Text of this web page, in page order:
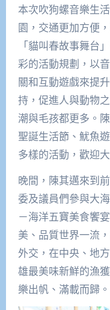
本次吹狗螺音樂生
園，交通更加方便
「貓叫春故事舞台
彩的活動規劃，以
關和互動遊戲來提
持，促進人與動物
潮與毛孩都更多。
聖誕生活節、魷魚
多樣的活動，歡迎
晚間，陳其邁來到
委及議員們參與大
－海洋五寶美食饗
美、品質世界一流
外交，在中央、地
雄最美味新鮮的漁
樂出帆、滿載而歸。